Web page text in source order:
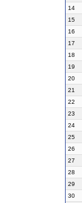
14
15
16
17
18
19
20
21
22
23
24
25
26
27
28
29
30